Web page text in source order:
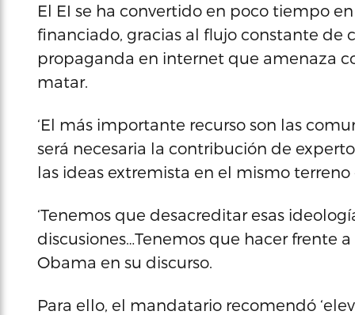
El EI se ha convertido en poco tiempo
financiado, gracias al flujo constante de
propaganda en internet que amenaza
matar.
‘El más importante recurso son las
será necesaria la contribución de
las ideas extremista en el mismo
‘Tenemos que desacreditar esas
discusiones…Tenemos que hacer frente
Obama en su discurso.
Para ello, el mandatario recomendó